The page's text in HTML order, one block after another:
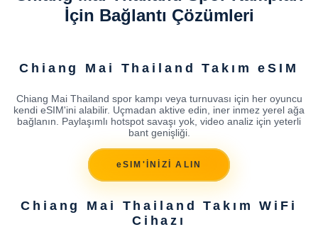
İçin Bağlantı Çözümleri
Chiang Mai Thailand Takım eSIM
Chiang Mai Thailand spor kampı veya turnuvası için her oyuncu
kendi eSIM'ini alabilir. Uçmadan aktive edin, iner inmez yerel ağa
bağlanın. Paylaşımlı hotspot savaşı yok, video analiz için yeterli
bant genişliği.
eSIM'İNİZİ ALIN
Chiang Mai Thailand Takım WiFi
Cihazı